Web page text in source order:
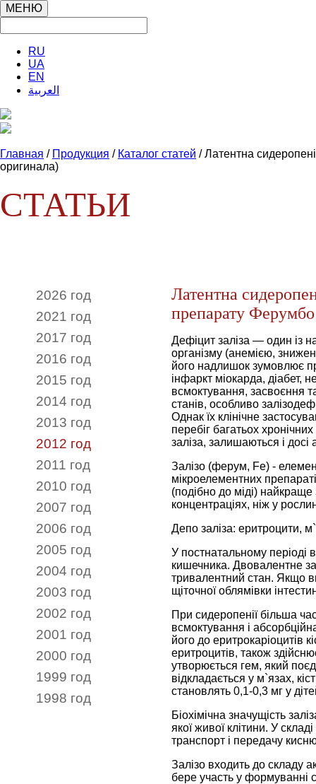
МЕНЮ
RU
UA
EN
العربية
Главная / Продукция / Каталог статей / Латентна
оригинала)
СТАТЬИ
2026 год
2021 год
2017 год
2016 год
2015 год
2014 год
2013 год
2012 год
2011 год
2010 год
2007 год
2006 год
2005 год
2004 год
2003 год
2002 год
2001 год
2000 год
1999 год
1998 год
Латентна
препарату
Дефіцит заліза — один із
організму (анемією,
його надлишок зумовлює
інфаркт міокарда, діабет,
всмоктування, засвоєння
станів, особливо
Однак їх клінічне
перебіг багатьох
заліза, залишаються і
Залізо (ферум, Fe) -
мікроелементних
(подібно до міді)
концентраціях, ніж у
Депо заліза: еритроцити,
У постнатальному періоді
кишечника. Двовалентне
тривалентний стан. Якщо
щіточної облямівки
При сидеропенії більша
всмоктування і
його до еритрокаріоцитів
еритроцитів, також
утворюється гем, який
відкладається у м`язах,
становлять 0,1-0,3 мг у
Біохімічна значущість
якої живої клітини. У
транспорт і передачу
Залізо входить до складу
бере участь у формуванні